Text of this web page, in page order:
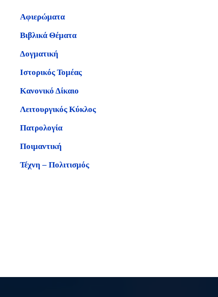
Αφιερώματα
Βιβλικά Θέματα
Δογματική
Ιστορικός Τομέας
Κανονικό Δίκαιο
Λειτουργικός Κύκλος
Πατρολογία
Ποιμαντική
Τέχνη – Πολιτισμός